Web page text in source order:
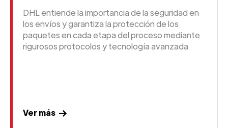
DHL entiende la importancia de la seguridad en
los envíos y garantiza la protección de los
paquetes en cada etapa del proceso mediante
rigurosos protocolos y tecnología avanzada
Ver más